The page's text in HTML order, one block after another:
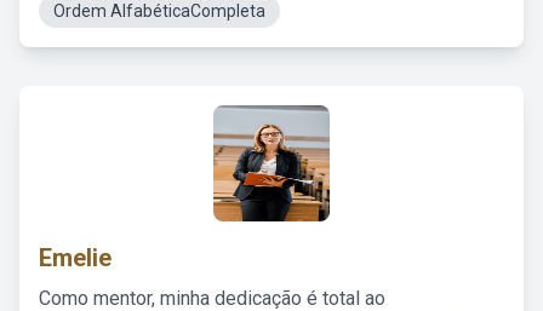
Ordem AlfabéticaCompleta
Emelie
Como mentor, minha dedicação é total ao